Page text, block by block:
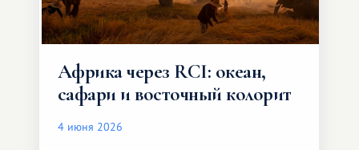
Африка через RCI: океан,
сафари и восточный колорит
4 июня 2026